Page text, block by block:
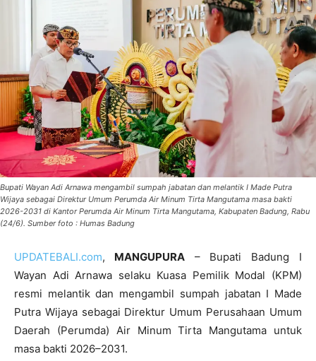
Bupati Wayan Adi Arnawa mengambil sumpah jabatan dan melantik I Made Putra
Wijaya sebagai Direktur Umum Perumda Air Minum Tirta Mangutama masa bakti
2026-2031 di Kantor Perumda Air Minum Tirta Mangutama, Kabupaten Badung, Rabu
(24/6). Sumber foto : Humas Badung
UPDATEBALI.com, MANGUPURA– Bupati Badung I
Wayan Adi Arnawa selaku Kuasa Pemilik Modal (KPM)
resmi melantik dan mengambil sumpah jabatan I Made
Putra Wijaya sebagai Direktur Umum Perusahaan Umum
Daerah (Perumda) Air Minum Tirta Mangutama untuk
masa bakti 2026–2031.